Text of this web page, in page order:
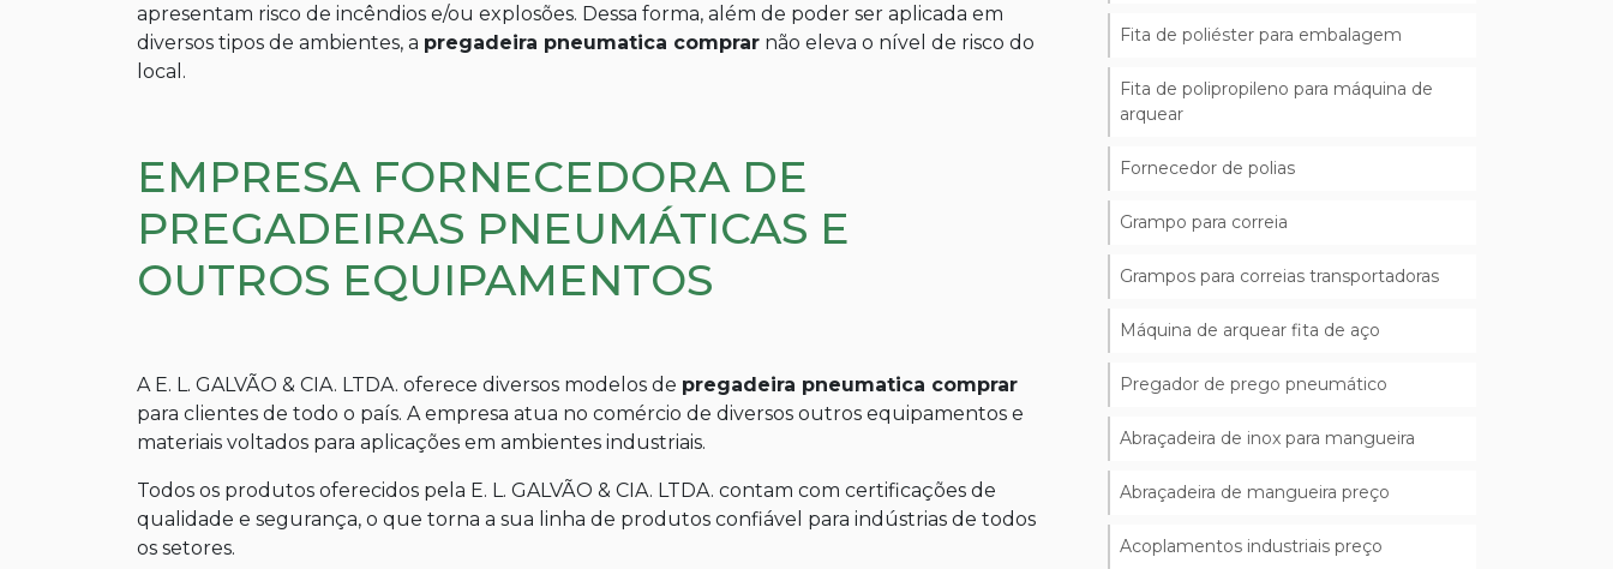
apresentam risco de incêndios e/ou explosões. Dessa forma, além de poder ser aplicada em
diversos tipos de ambientes, a pregadeira pneumatica comprar não eleva o nível de risco do
local.
EMPRESA FORNECEDORA DE
PREGADEIRAS PNEUMÁTICAS E
OUTROS EQUIPAMENTOS
A E. L. GALVÃO & CIA. LTDA. oferece diversos modelos de pregadeira pneumatica comprar
para clientes de todo o país. A empresa atua no comércio de diversos outros equipamentos e
materiais voltados para aplicações em ambientes industriais.
Todos os produtos oferecidos pela E. L. GALVÃO & CIA. LTDA. contam com certificações de
qualidade e segurança, o que torna a sua linha de produtos confiável para indústrias de todos
os setores.
Fita de poliéster para embalagem
Fita de polipropileno para máquina de
arquear
Fornecedor de polias
Grampo para correia
Grampos para correias transportadoras
Máquina de arquear fita de aço
Pregador de prego pneumático
Abraçadeira de inox para mangueira
Abraçadeira de mangueira preço
Acoplamentos industriais preço